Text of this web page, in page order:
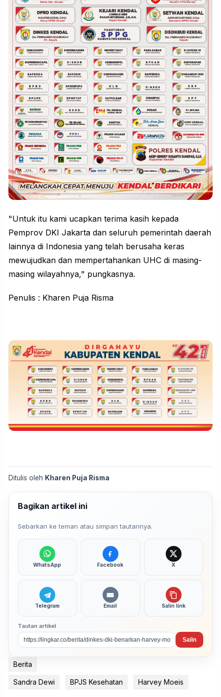
"Untuk itu kami ucapkan terima kasih kepada
Pemprov DKI Jakarta dan seluruh pemerintah daerah
lainnya di Indonesia yang telah berusaha keras
mewujudkan dan mempertahankan UHC di masing-
masing wilayahnya," pungkasnya.
Penulis : Kharen Puja Risma
Ditulis oleh Kharen Puja Risma
Bagikan artikel ini
Sebarkan ke teman atau simpan tautannya.
WhatsApp Facebook X
Telegram Email Salin link
Tautan artikel
Salin
Berita
Sandra Dewi BPJS Kesehatan Harvey Moeis